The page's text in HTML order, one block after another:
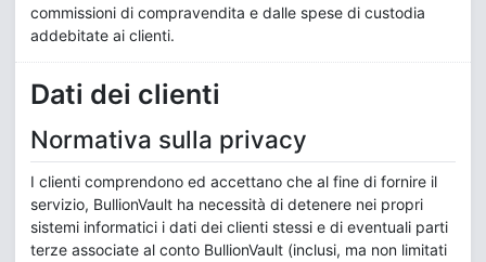
commissioni di compravendita e dalle spese di custodia
addebitate ai clienti.
Dati dei clienti
Normativa sulla privacy
I clienti comprendono ed accettano che al fine di fornire il
servizio, BullionVault ha necessità di detenere nei propri
sistemi informatici i dati dei clienti stessi e di eventuali parti
terze associate al conto BullionVault (inclusi, ma non limitati